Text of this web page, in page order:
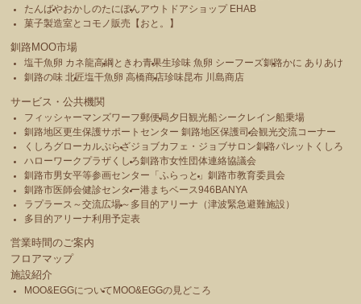
たんばやおかしのたにぽんアウトドアショップ EHAB
菓子製造室とコモノ販売【おと。】
釧路MOO市場
塩干魚卵 カネ龍高綱 ときわ青果生珍味 魚卵 シーフーズ釧路かに ありあけ
釧路の味 北匠塩干魚卵 高橋商店珍味昆布 川島商店
サービス・公共機関
フィッシャーマンズワーフ郵便局夕日観光船シークレイン船乗場
釧路地区更生保護サポートセンター 釧路地区保護司会観光交流コーナー
くしろグローカルぷらざジョブカフェ・ジョブサロン釧路パレットくしろ
ハローワークプラザくしろ釧路市女性団体連絡協議会
釧路市男女平等参画センター「ふらっと」釧路市教育委員会
釧路市医師会健診センター港まちベース946BANYA
ラプラース～交流広場～ 多目的アリーナ（津波緊急避難施設）
多目的アリーナ利用予定表
営業時間のご案内
フロアマップ
施設紹介
MOO&EGGについて MOO&EGGの見どころ